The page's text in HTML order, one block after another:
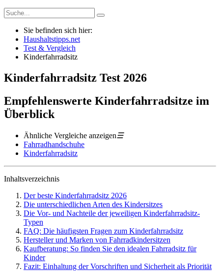
Sie befinden sich hier:
Haushaltstipps.net
Test & Vergleich
Kinderfahrradsitz
Kinderfahrradsitz Test 2026
Empfehlenswerte Kinderfahrradsitze im
Überblick
Ähnliche Vergleiche anzeigen☰
Fahrradhandschuhe
Kinderfahrradsitz
Inhaltsverzeichnis
Der beste Kinderfahrradsitz 2026
Die unterschiedlichen Arten des Kindersitzes
Die Vor- und Nachteile der jeweiligen Kinderfahrradsitz-
Typen
FAQ: Die häufigsten Fragen zum Kinderfahrradsitz
Hersteller und Marken von Fahrradkindersitzen
Kaufberatung: So finden Sie den idealen Fahrradsitz für
Kinder
Fazit: Einhaltung der Vorschriften und Sicherheit als Priorität